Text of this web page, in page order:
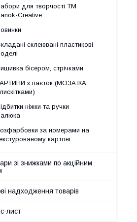
для творчості ТМ
Creative
склеювані пластикові
бісером, стрічками
з паєток (МОЗАЇКА
ніжки та ручки
за номерами на
картоні
зі знижками по акційним
надходження товарів
лист